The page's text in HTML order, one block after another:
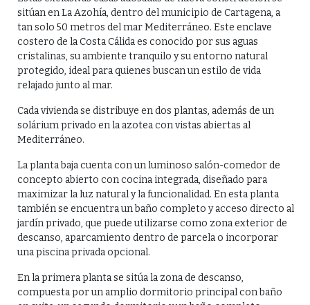
sitúan en La Azohía, dentro del municipio de Cartagena, a
tan solo 50 metros del mar Mediterráneo. Este enclave
costero de la Costa Cálida es conocido por sus aguas
cristalinas, su ambiente tranquilo y su entorno natural
protegido, ideal para quienes buscan un estilo de vida
relajado junto al mar.
Cada vivienda se distribuye en dos plantas, además de un
solárium privado en la azotea con vistas abiertas al
Mediterráneo.
La planta baja cuenta con un luminoso salón-comedor de
concepto abierto con cocina integrada, diseñado para
maximizar la luz natural y la funcionalidad. En esta planta
también se encuentra un baño completo y acceso directo al
jardín privado, que puede utilizarse como zona exterior de
descanso, aparcamiento dentro de parcela o incorporar
una piscina privada opcional.
En la primera planta se sitúa la zona de descanso,
compuesta por un amplio dormitorio principal con baño